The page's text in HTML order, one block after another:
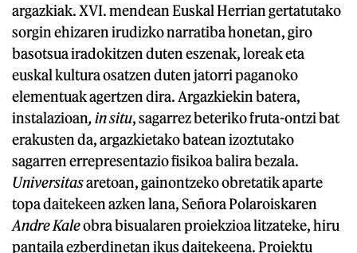
argazkiak. XVI. mendean Euskal Herrian gertatutako
sorgin ehizaren irudizko narratiba honetan, giro
basotsua iradokitzen duten eszenak, loreak eta
euskal kultura osatzen duten jatorri paganoko
elementuak agertzen dira. Argazkiekin batera,
instalazioan, in situ, sagarrez beteriko fruta-ontzi bat
erakusten da, argazkietako batean izoztutako
sagarren errepresentazio fisikoa balira bezala.
Universitasaretoan, gainontzeko obretatik aparte
topa daitekeen azken lana, Señora Polaroiskaren
Andre Kaleobra bisualaren proiekzioa litzateke, hiru
pantaila ezberdinetan ikus daitekeena. Proiektu